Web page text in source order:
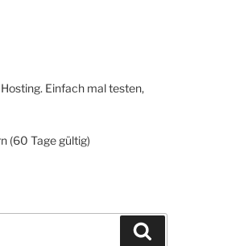
Einfach mal testen,
(60 Tage gültig)